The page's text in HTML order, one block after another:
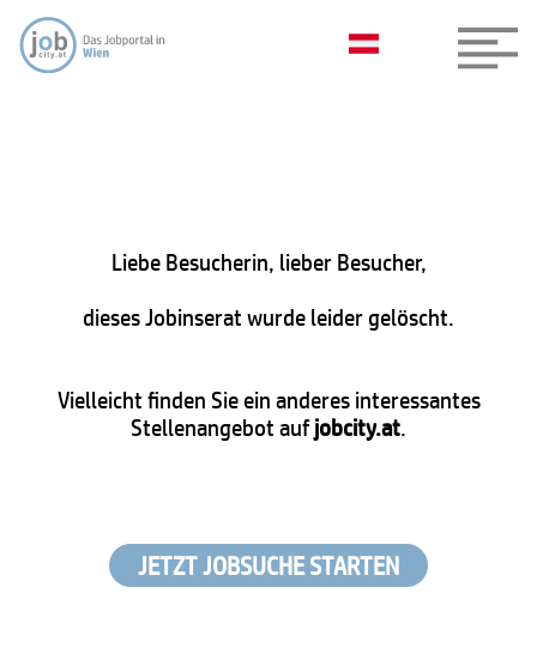
Liebe Besucherin, lieber Besucher,
dieses Jobinserat wurde leider gelöscht.
Vielleicht finden Sie ein anderes interessantes
Stellenangebot aufjobcity.at.
JETZT JOBSUCHE STARTEN